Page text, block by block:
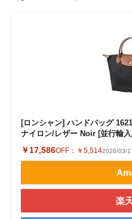
[ロンシャン] ハンドバッグ
ナイロン/レザー Noir [並行輸
￥17,586OFF： ￥5,5142026/03/
楽